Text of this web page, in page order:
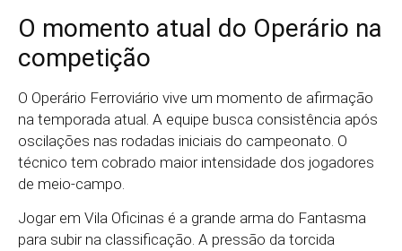
O momento atual do Operário na
competição
O Operário Ferroviário vive um momento de afirmação
na temporada atual. A equipe busca consistência após
oscilações nas rodadas iniciais do campeonato. O
técnico tem cobrado maior intensidade dos jogadores
de meio-campo.
Jogar em Vila Oficinas é a grande arma do Fantasma
para subir na classificação. A pressão da torcida